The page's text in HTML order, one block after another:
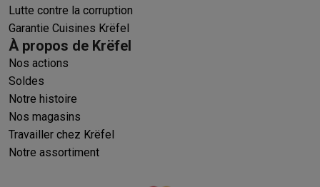
Lutte contre la corruption
Garantie Cuisines Krëfel
À propos de Krëfel
Nos actions
Soldes
Notre histoire
Nos magasins
Travailler chez Krëfel
Notre assortiment